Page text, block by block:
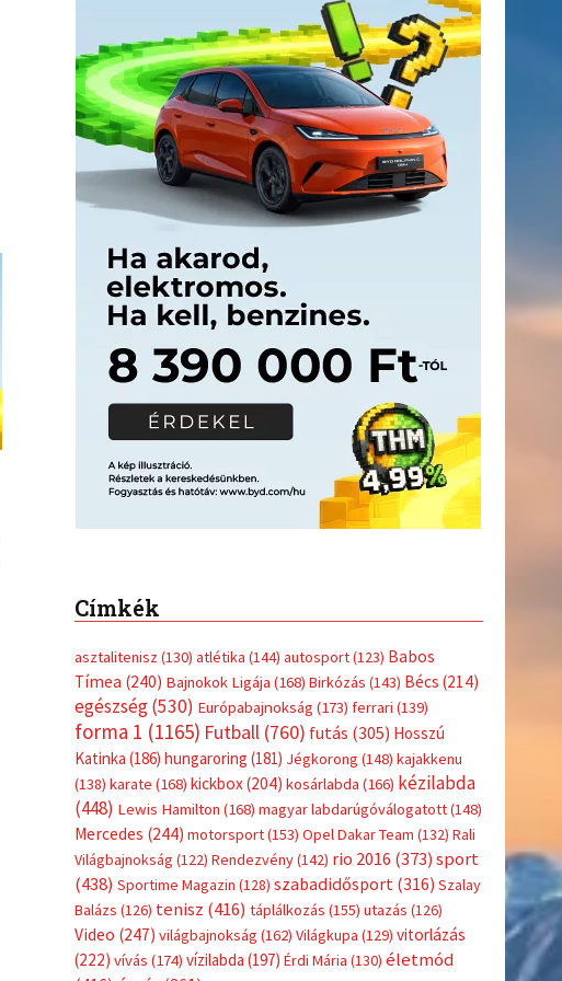
Címkék
asztalitenisz (130) atlétika (144) autosport(123) Babos
Tímea (240) Bajnokok Ligája (168) Birkózás (143) Bécs (214)
egészség(530) Európabajnokság (173) ferrari (139)
forma 1 (1165) Futball(760) futás (305) Hosszú
Katinka (186) hungaroring (181) Jégkorong (148) kajakkenu
(138) karate (168) kickbox(204) kosárlabda (166) kézilabda
(448) Lewis Hamilton (168) magyar labdarúgóválogatott(148)
Mercedes (244) motorsport(153) Opel Dakar Team (132) Rali
Világbajnokság (122) Rendezvény(142) rio 2016 (373) sport
(438) Sportime Magazin (128) szabadidősport (316) Szalay
Balázs (126) tenisz (416) táplálkozás (155) utazás (126)
Video (247) világbajnokság (162) Világkupa (129) vitorlázás
(222) vívás (174) vízilabda (197) Érdi Mária (130) életmód